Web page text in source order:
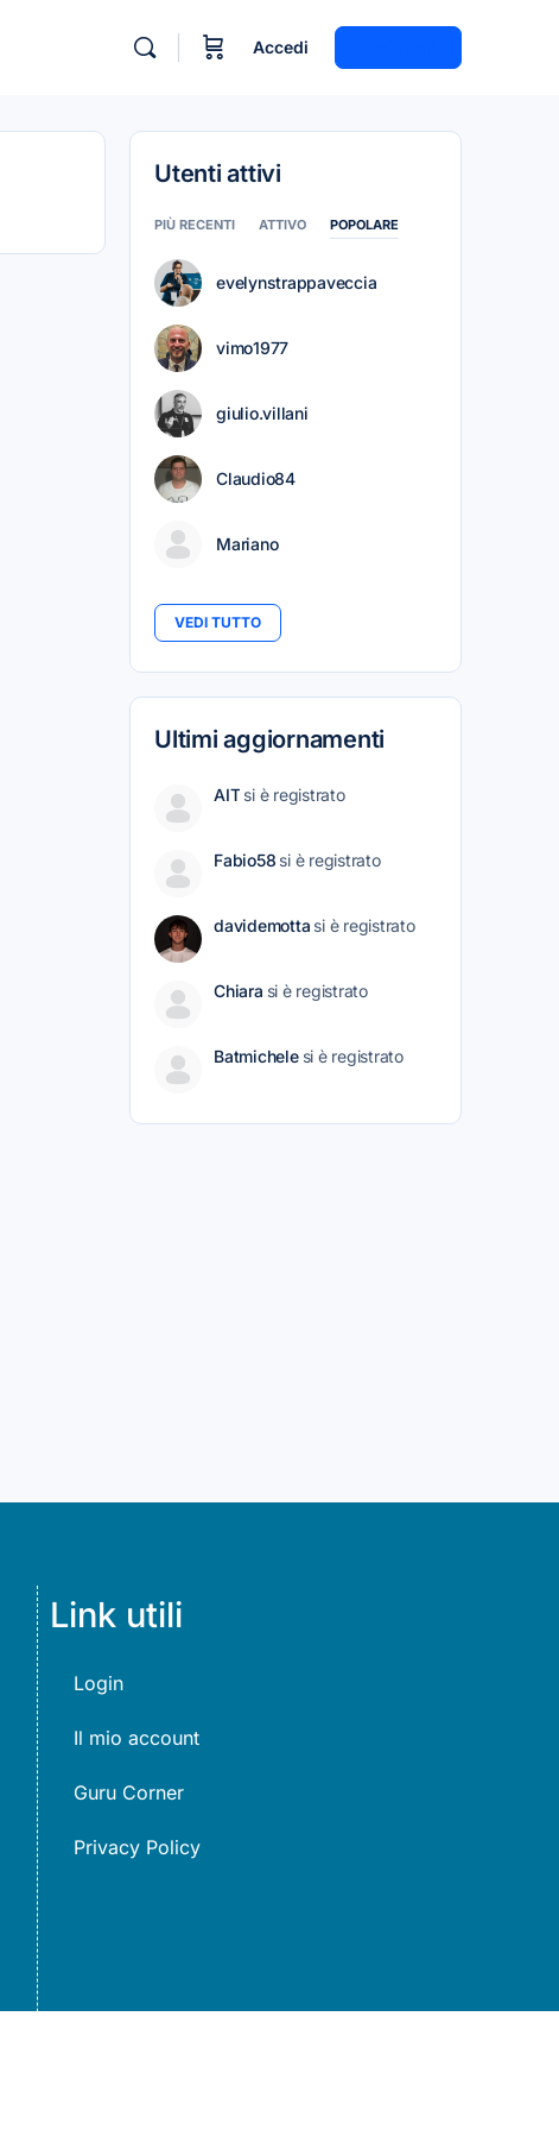
Accedi
Utenti attivi
PIÙ RECENTI ATTIVO POPOLARE
evelynstrappaveccia
vimo1977
giulio.villani
Claudio84
Mariano
VEDI TUTTO
Ultimi aggiornamenti
AIT si è registrato
Fabio58 si è registrato
davidemotta si è registrato
Chiara si è registrato
Batmichele si è registrato
Link utili
Login
Il mio account
Guru Corner
Privacy Policy